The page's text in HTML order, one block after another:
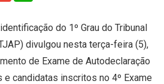
do 1º Grau do Tribunal
divulgou nesta terça-feira (5),
de Exame de Autodeclaração
candidatas inscritos no 4º Exame